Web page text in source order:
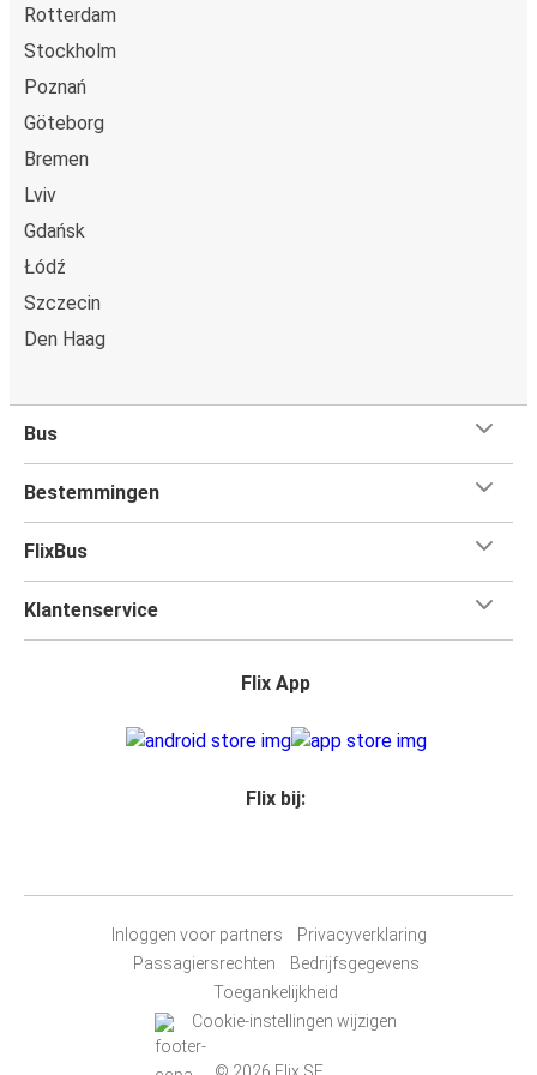
Rotterdam
Stockholm
Poznań
Göteborg
Bremen
Lviv
Gdańsk
Łódź
Szczecin
Den Haag
Bus
Bestemmingen
FlixBus
Klantenservice
Flix App
Flix bij:
Inloggen voor partners
Privacyverklaring
Passagiersrechten
Bedrijfsgegevens
Toegankelijkheid
Cookie-instellingen wijzigen
© 2026 Flix SE